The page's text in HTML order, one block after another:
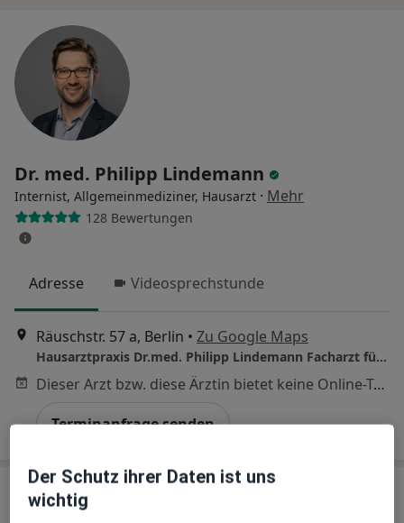
Dr. med. Philipp Lindemann
Internist, Allgemeinmediziner, Hausarzt · Mehr
128 Bewertungen
Adresse Videosprechstunde
Räuschstr. 57 a, Berlin • Zu Google Maps
Hausarztpraxis Dr.med. Philipp Lindemann Facharzt für Innere Medizin
Dieser Arzt bzw. diese Ärztin bietet keine Online-Terminbuchung an diesem Standort an.
Terminanfrage senden
Der Schutz ihrer Daten ist uns
wichtig